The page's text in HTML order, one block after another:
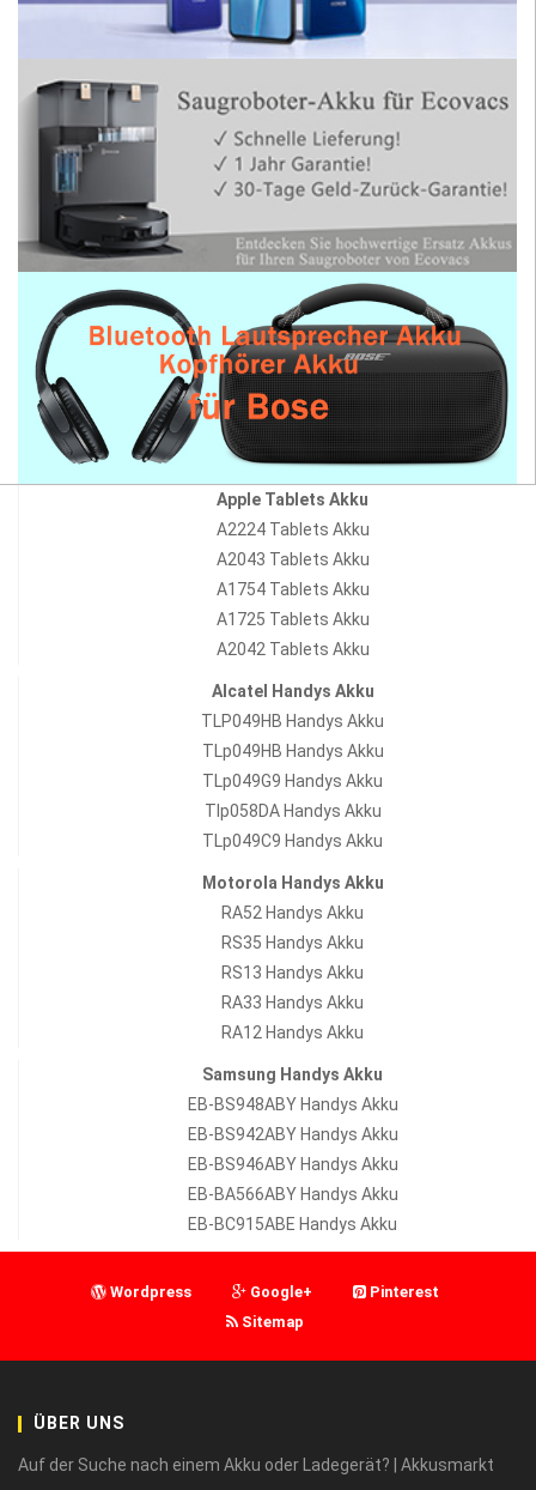
Apple Tablets Akku
A2224 Tablets Akku
A2043 Tablets Akku
A1754 Tablets Akku
A1725 Tablets Akku
A2042 Tablets Akku
Alcatel Handys Akku
TLP049HB Handys Akku
TLp049HB Handys Akku
TLp049G9 Handys Akku
Tlp058DA Handys Akku
TLp049C9 Handys Akku
Motorola Handys Akku
RA52 Handys Akku
RS35 Handys Akku
RS13 Handys Akku
RA33 Handys Akku
RA12 Handys Akku
Samsung Handys Akku
EB-BS948ABY Handys Akku
EB-BS942ABY Handys Akku
EB-BS946ABY Handys Akku
EB-BA566ABY Handys Akku
EB-BC915ABE Handys Akku
Wordpress Google+
Pinterest
Sitemap
ÜBER UNS
Auf der Suche nach einem Akku oder Ladegerät? | Akkusmarkt